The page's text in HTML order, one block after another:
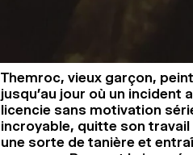
Themroc, vieux garçon,
jusqu’au jour où un incident
licencie sans motivation
incroyable, quitte son
une sorte de tanière et